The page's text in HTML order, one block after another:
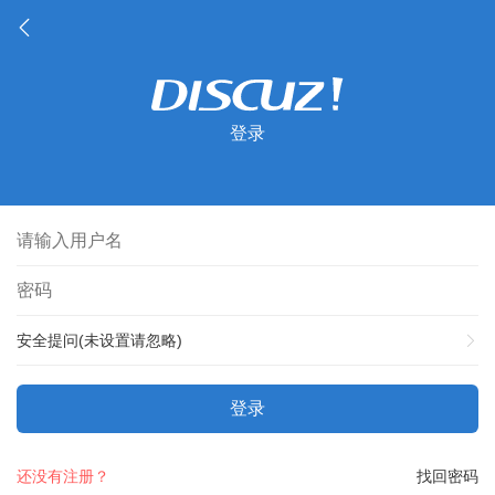
登录
安全提问(未设置请忽略)
登录
找回密码
还没有注册？